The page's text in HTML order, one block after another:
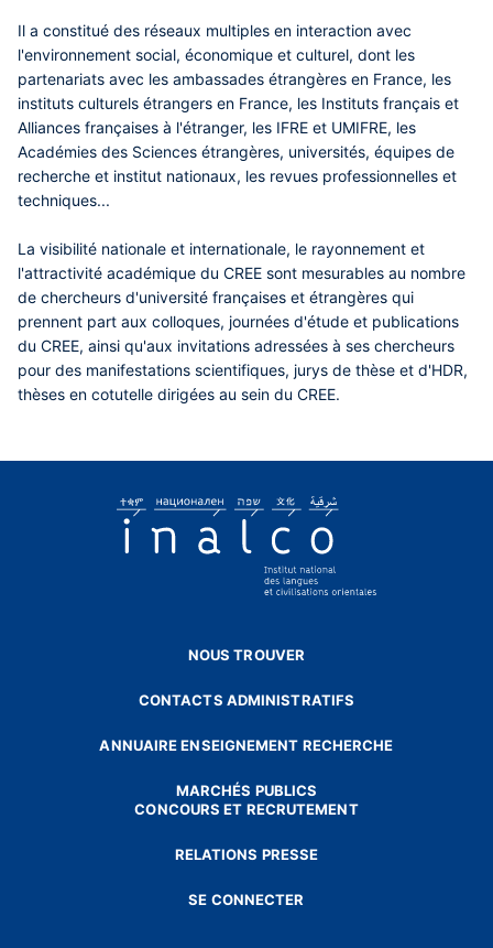
Il a constitué des réseaux multiples en interaction avec
l'environnement social, économique et culturel, dont les
partenariats avec les ambassades étrangères en France, les
instituts culturels étrangers en France, les Instituts français et
Alliances françaises à l'étranger, les IFRE et UMIFRE, les
Académies des Sciences étrangères, universités, équipes de
recherche et institut nationaux, les revues professionnelles et
techniques...
La visibilité nationale et internationale, le rayonnement et
l'attractivité académique du CREE sont mesurables au nombre
de chercheurs d'université françaises et étrangères qui
prennent part aux colloques, journées d'étude et publications
du CREE, ainsi qu'aux invitations adressées à ses chercheurs
pour des manifestations scientifiques, jurys de thèse et d'HDR,
thèses en cotutelle dirigées au sein du CREE.
NOUS TROUVER
CONTACTS ADMINISTRATIFS
ANNUAIRE ENSEIGNEMENT RECHERCHE
MARCHÉS PUBLICS
CONCOURS ET RECRUTEMENT
RELATIONS PRESSE
SE CONNECTER